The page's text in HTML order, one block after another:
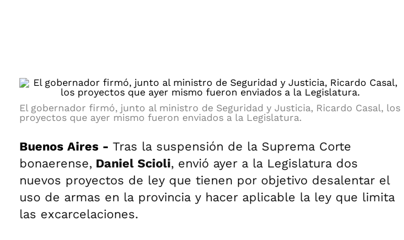
El gobernador firmó, junto al ministro de Seguridad y Justicia, Ricardo Casal, los
proyectos que ayer mismo fueron enviados a la Legislatura.
Buenos Aires - Tras la suspensión de la Suprema Corte
bonaerense, Daniel Scioli, envió ayer a la Legislatura dos
nuevos proyectos de ley que tienen por objetivo desalentar el
uso de armas en la provincia y hacer aplicable la ley que limita
las excarcelaciones.